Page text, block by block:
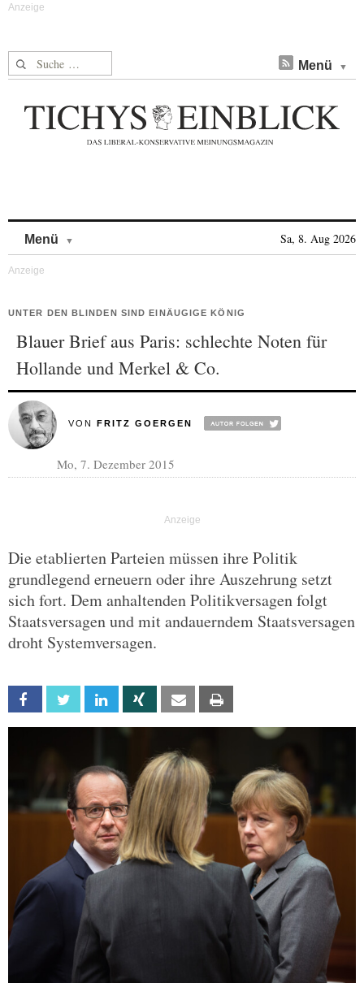
Suche nach: Menü
Menü Sa, 8. Aug 2026
UNTER DEN BLINDEN SIND EINÄUGIGE KÖNIG
Blauer Brief aus Paris: schlechte Noten für
Hollande und Merkel & Co.
VON FRITZ GOERGEN
Mo, 7. Dezember 2015
Die etablierten Parteien müssen ihre Politik
grundlegend erneuern oder ihre Auszehrung setzt
sich fort. Dem anhaltenden Politikversagen folgt
Staatsversagen und mit andauerndem Staatsversagen
droht Systemversagen.
Facebook Twitter Linkedin Xing Email